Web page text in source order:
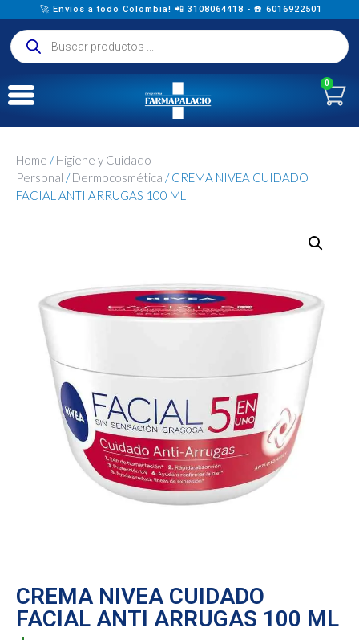
🚀 Envíos a todo Colombia! 📲 3108064418 - ☎️ 6016922501
0
Home /Higiene y Cuidado
Personal /Dermocosmética / CREMA NIVEA CUIDADO
FACIAL ANTI ARRUGAS 100 ML
CREMA NIVEA CUIDADO
FACIAL ANTI ARRUGAS 100 ML